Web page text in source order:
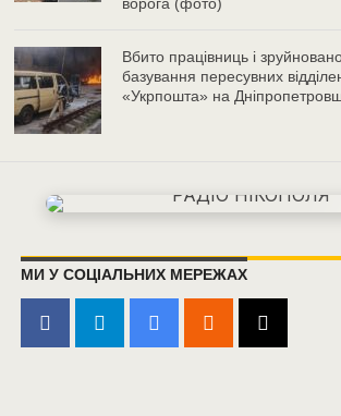
ворога (фото)
Вбито працівниць і
базування пересувних
«Укрпошта» на
МИ У СОЦІАЛЬНИХ МЕРЕЖАХ